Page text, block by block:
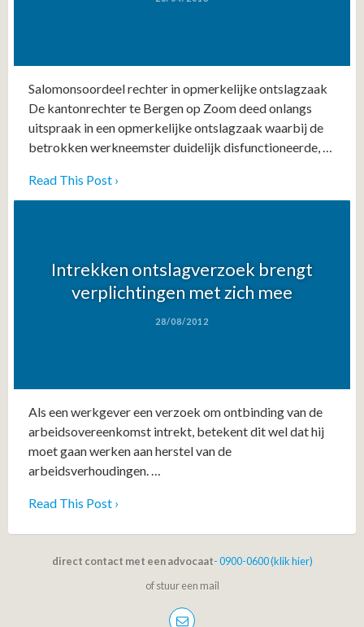
Salomonsoordeel rechter in opmerkelijke ontslagzaak
De kantonrechter te Bergen op Zoom deed onlangs
uitspraak in een opmerkelijke ontslagzaak waarbij de
betrokken werkneemster duidelijk disfunctioneerde, …
Read This Post ›
Intrekken ontslagverzoek brengt
verplichtingen met zich mee
28/08/2012
Als een werkgever een verzoek om ontbinding van de
arbeidsovereenkomst intrekt, betekent dit wel dat hij
moet gaan werken aan herstel van de
arbeidsverhoudingen. …
Read This Post ›
direct contact met een advocaat- 0900-0600 (klik hier)
of stuur een mail